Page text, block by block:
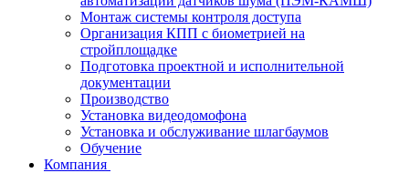
Монтаж системы контроля доступа
Организация КПП с биометрией на
стройплощадке
Подготовка проектной и исполнительной
документации
Производство
Установка видеодомофона
Установка и обслуживание шлагбаумов
Обучение
Компания